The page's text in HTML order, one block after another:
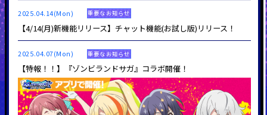
2025.04.14(Mon) 重要なお知らせ
【4/14(月)新機能リリース】チャット機能(お試し版)リリース！
2025.04.07(Mon) 重要なお知らせ
【特報！！】『ゾンビランドサガ』コラボ開催！